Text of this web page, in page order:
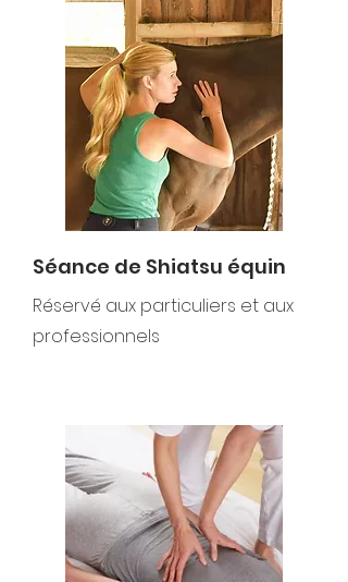
Séance de Shiatsu équin
Réservé aux particuliers et aux
professionnels